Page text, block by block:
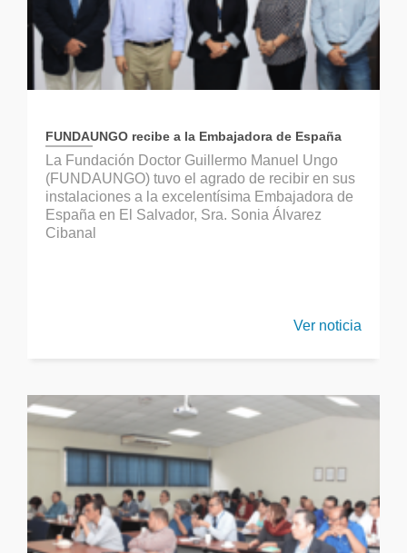
FUNDAUNGO recibe a la Embajadora de España
La Fundación Doctor Guillermo Manuel Ungo
(FUNDAUNGO) tuvo el agrado de recibir en sus
instalaciones a la excelentísima Embajadora de
España en El Salvador, Sra. Sonia Álvarez
Cibanal
Ver noticia